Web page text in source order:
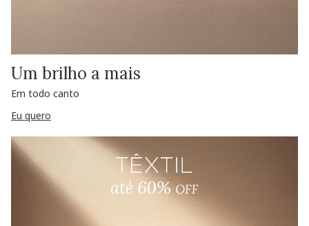
Um brilho a mais
Em todo canto
Eu quero